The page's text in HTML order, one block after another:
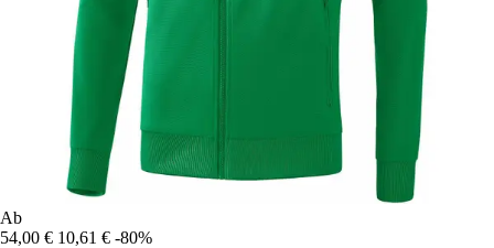
Ab
54,00 € 10,61 € -80%